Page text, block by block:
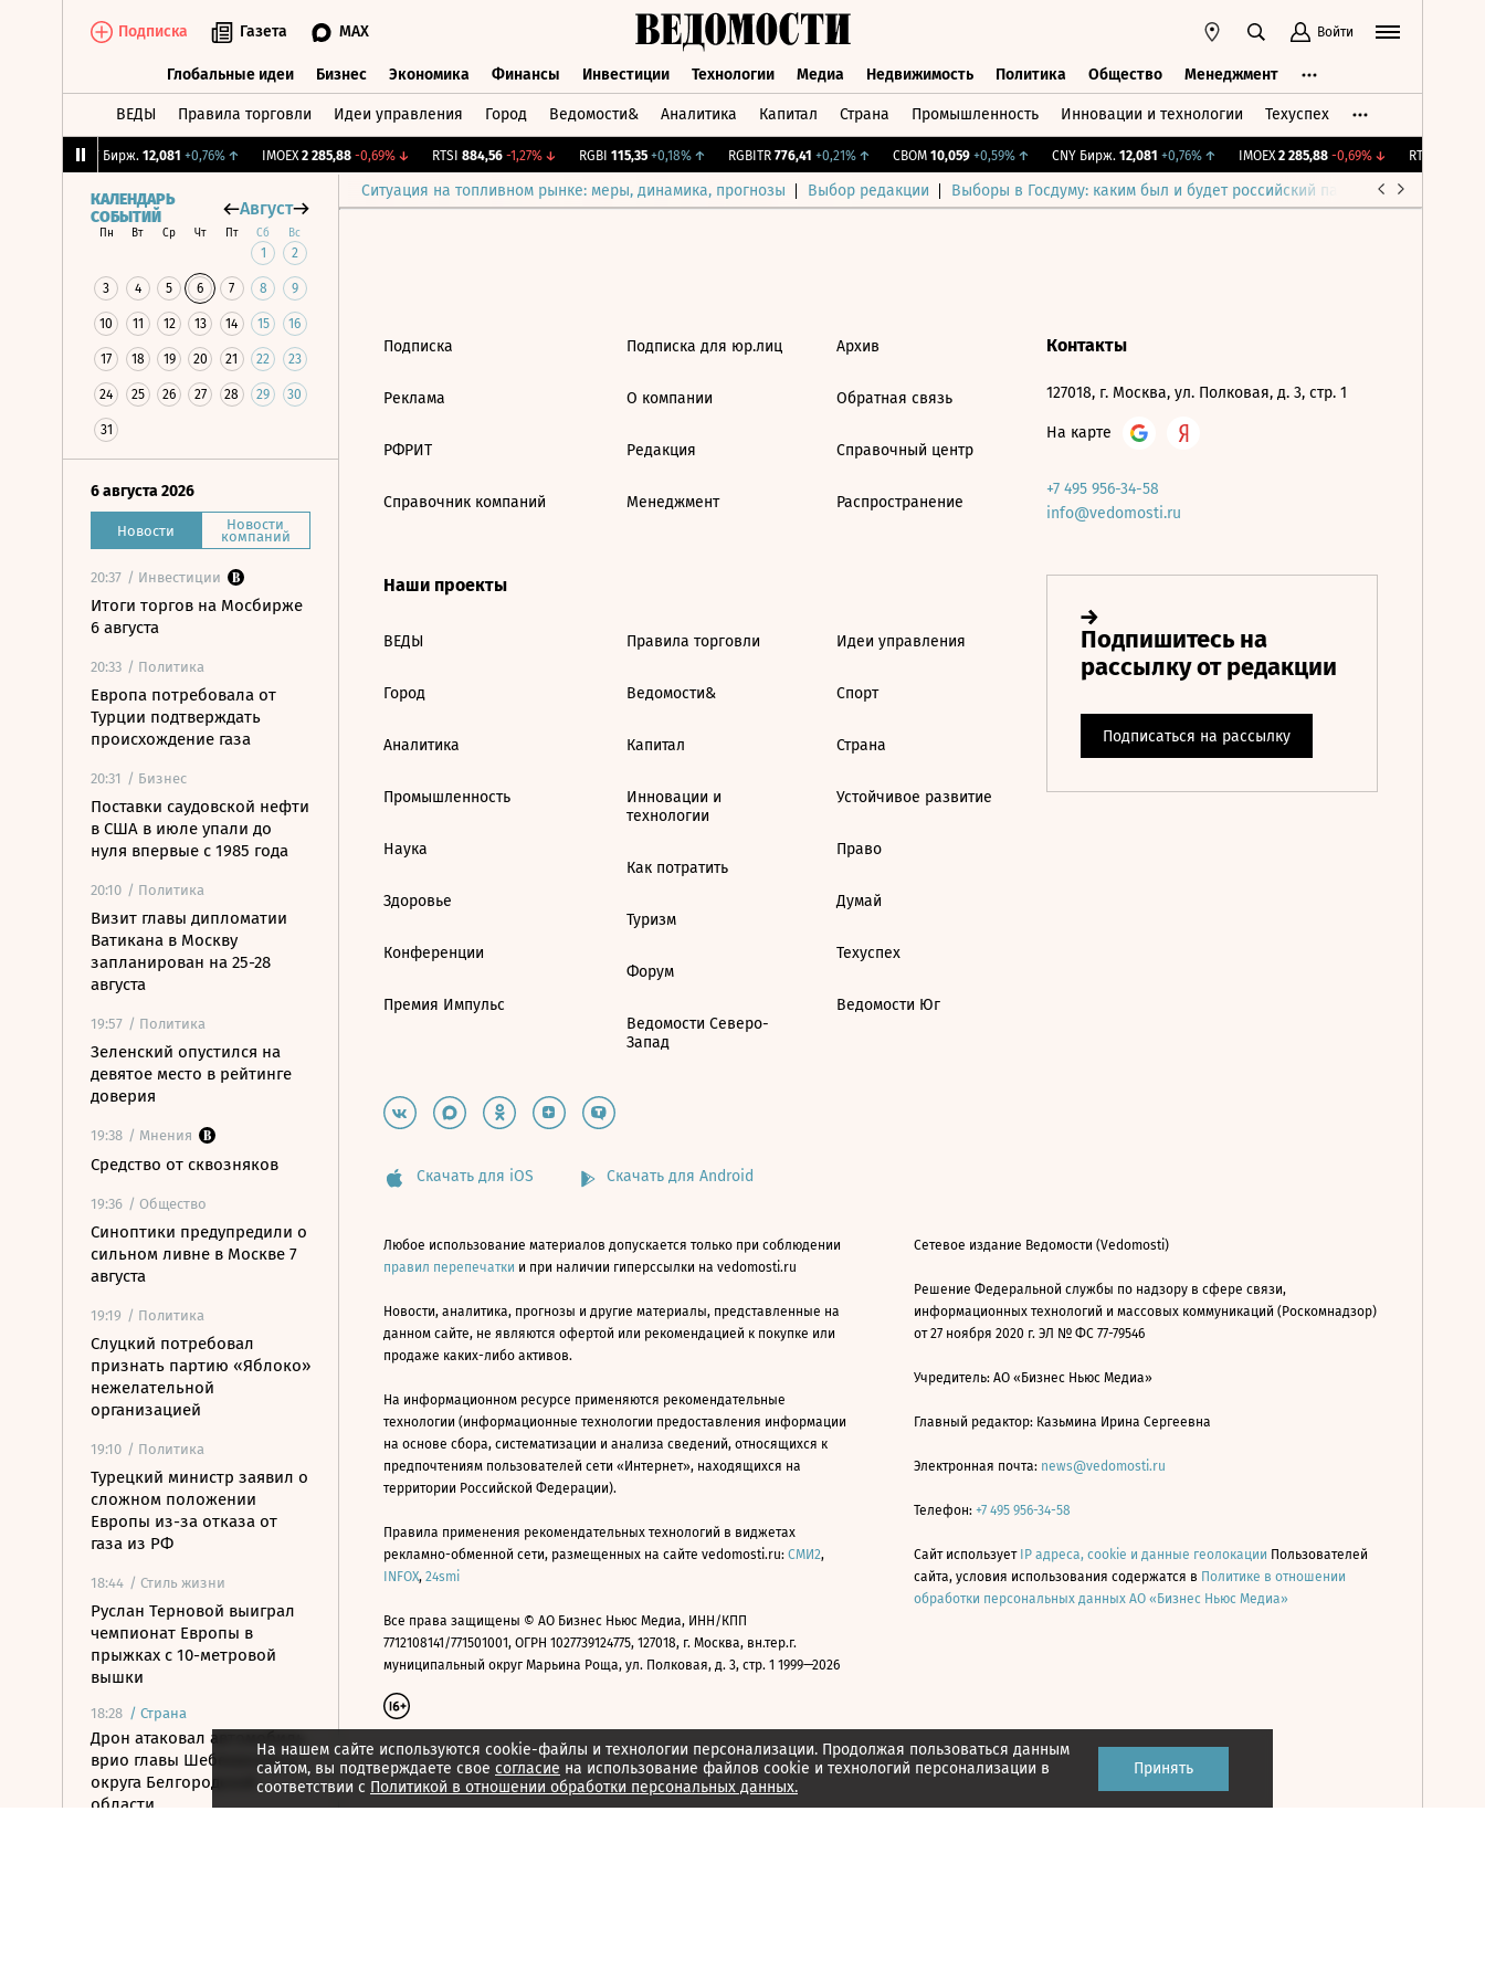
Подписка Газета MAX Войти
Глобальные идеи Бизнес Экономика Финансы Инвестиции Технологии Медиа Недвижимость Политика Общество Менеджмент
ВЕДЫ Правила торговли Идеи управления Город Ведомости& Аналитика Капитал Страна Промышленность Инновации и технологии Техуспех
CNY Бирж. 12,081 +0,76%↑ IMOEX 2 285,88 -0,69%↓ RTSI 884,56 -1,27%↓ RGBI 115,35 +0,18%↑ RGBITR 776,41 +0,21%↑ CBOM 10,059 +0,59%↑ CNY Бирж. 12,081 +0,76%↑ IMOEX 2 285,88 -0,69%↓ RTSI
Ситуация на топливном рынке: меры, динамика, прогнозы Выбор редакции Выборы в Госдуму: каким был и будет российский парламент
КАЛЕНДАРЬ
СОБЫТИЙ
Август
Пн Вт Ср Чт Пт Сб Вс
1 2
3 4 5 6 7 8 9
10 11 12 13 14 15 16
17 18 19 20 21 22 23
24 25 26 27 28 29 30
31
6 августа 2026
Новости Новости
компаний
20:37 / Инвестиции
Итоги торгов на Мосбирже
6 августа
20:33 / Политика
Европа потребовала от
Турции подтверждать
происхождение газа
20:31 / Бизнес
Поставки саудовской нефти
в США в июле упали до
нуля впервые с 1985 года
20:10 / Политика
Визит главы дипломатии
Ватикана в Москву
запланирован на 25-28
августа
19:57 / Политика
Зеленский опустился на
девятое место в рейтинге
доверия
19:38 / Мнения
Средство от сквозняков
19:36 / Общество
Синоптики предупредили о
сильном ливне в Москве 7
августа
19:19 / Политика
Слуцкий потребовал
признать партию «Яблоко»
нежелательной
организацией
19:10 / Политика
Турецкий министр заявил о
сложном положении
Европы из-за отказа от
газа из РФ
18:44 / Стиль жизни
Руслан Терновой выиграл
чемпионат Европы в
прыжках с 10-метровой
вышки
18:28 / Страна
Дрон атаковал автомобиль
врио главы Шебекинского
округа Белгородской
области
На нашем сайте используются cookie-файлы и технологии персонализации. Продолжая пользоваться данным
сайтом, вы подтверждаете свое согласие на использование файлов cookie и технологий персонализации в
соответствии с Политикой в отношении обработки персональных данных.
Принять
Подписка
Реклама
РФРИТ
Справочник компаний
Подписка для юр.лиц
О компании
Редакция
Менеджмент
Архив
Обратная связь
Справочный центр
Распространение
Наши проекты
ВЕДЫ
Город
Аналитика
Промышленность
Наука
Здоровье
Конференции
Премия Импульс
Правила торговли
Ведомости&
Капитал
Инновации и
технологии
Как потратить
Туризм
Форум
Ведомости Северо-
Запад
Идеи управления
Спорт
Страна
Устойчивое развитие
Право
Думай
Техуспех
Ведомости Юг
Контакты
127018, г. Москва, ул. Полковая, д. 3, стр. 1
На карте
+7 495 956-34-58
info@vedomosti.ru
Скачать для iOS Скачать для Android
Любое использование материалов допускается только при соблюдении
правил перепечатки и при наличии гиперссылки на vedomosti.ru
Новости, аналитика, прогнозы и другие материалы, представленные на
данном сайте, не являются офертой или рекомендацией к покупке или
продаже каких-либо активов.
На информационном ресурсе применяются рекомендательные
технологии (информационные технологии предоставления информации
на основе сбора, систематизации и анализа сведений, относящихся к
предпочтениям пользователей сети «Интернет», находящихся на
территории Российской Федерации).
Правила применения рекомендательных технологий в виджетах
рекламно-обменной сети, размещенных на сайте vedomosti.ru: СМИ2,
INFOX, 24smi
Все права защищены © АО Бизнес Ньюс Медиа, ИНН/КПП
7712108141/771501001, ОГРН 1027739124775, 127018, г. Москва, вн.тер.г.
муниципальный округ Марьина Роща, ул. Полковая, д. 3, стр. 1 1999—2026
Сетевое издание Ведомости (Vedomosti)
Решение Федеральной службы по надзору в сфере связи,
информационных технологий и массовых коммуникаций (Роскомнадзор)
от 27 ноября 2020 г. ЭЛ № ФС 77-79546
Учредитель: АО «Бизнес Ньюс Медиа»
Главный редактор: Казьмина Ирина Сергеевна
Электронная почта: news@vedomosti.ru
Телефон: +7 495 956-34-58
Сайт использует IP адреса, cookie и данные геолокации Пользователей
сайта, условия использования содержатся в Политике в отношении
обработки персональных данных АО «Бизнес Ньюс Медиа»